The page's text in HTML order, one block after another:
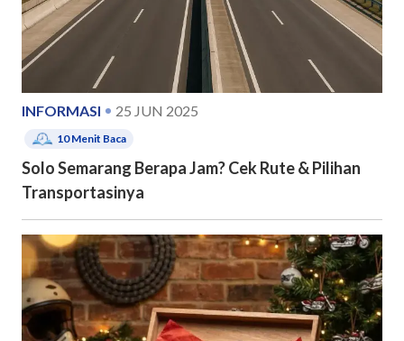
INFORMASI 25 JUN 2025
10Menit Baca
Solo Semarang Berapa Jam? Cek Rute & Pilihan
Transportasinya